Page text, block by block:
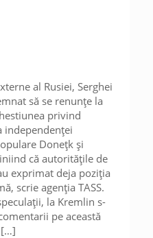
al Rusiei, Serghei
să se renunțe la
privind
independenței
Donețk și
că autoritățile de
exprimat deja poziția
scrie agenția TASS.
la Kremlin s-
pe această
[…]